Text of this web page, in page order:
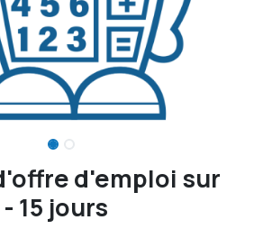
d'emploi sur
15 jours